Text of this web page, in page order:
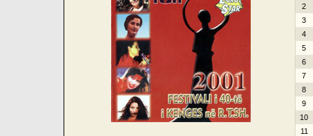
2
3
4
5
6
7
8
9
10
11